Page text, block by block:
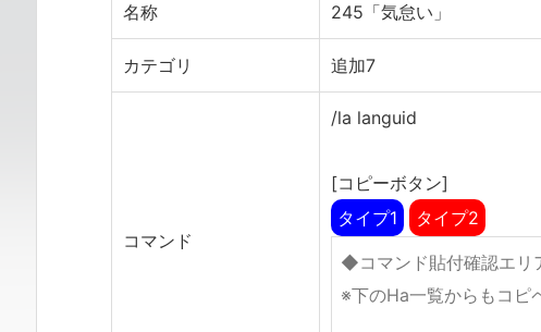
名称 245「気怠い」
カテゴリ 追加7
コマンド
/la languid
[コピーボタン]
タイプ1
タイプ2